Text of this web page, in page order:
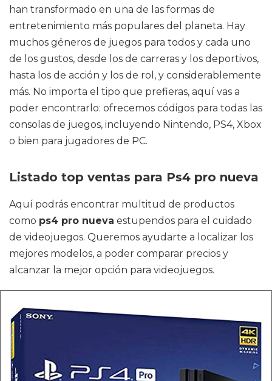
han transformado en una de las formas de
entretenimiento más populares del planeta. Hay
muchos géneros de juegos para todos y cada uno
de los gustos, desde los de carreras y los deportivos,
hasta los de acción y los de rol, y considerablemente
más. No importa el tipo que prefieras, aquí vas a
poder encontrarlo: ofrecemos códigos para todas las
consolas de juegos, incluyendo Nintendo, PS4, Xbox
o bien para jugadores de PC.
Listado top ventas para Ps4 pro nueva
Aquí podrás encontrar multitud de productos
como ps4 pro nueva estupendos para el cuidado
de videojuegos. Queremos ayudarte a localizar los
mejores modelos, a poder comparar precios y
alcanzar la mejor opción para videojuegos.